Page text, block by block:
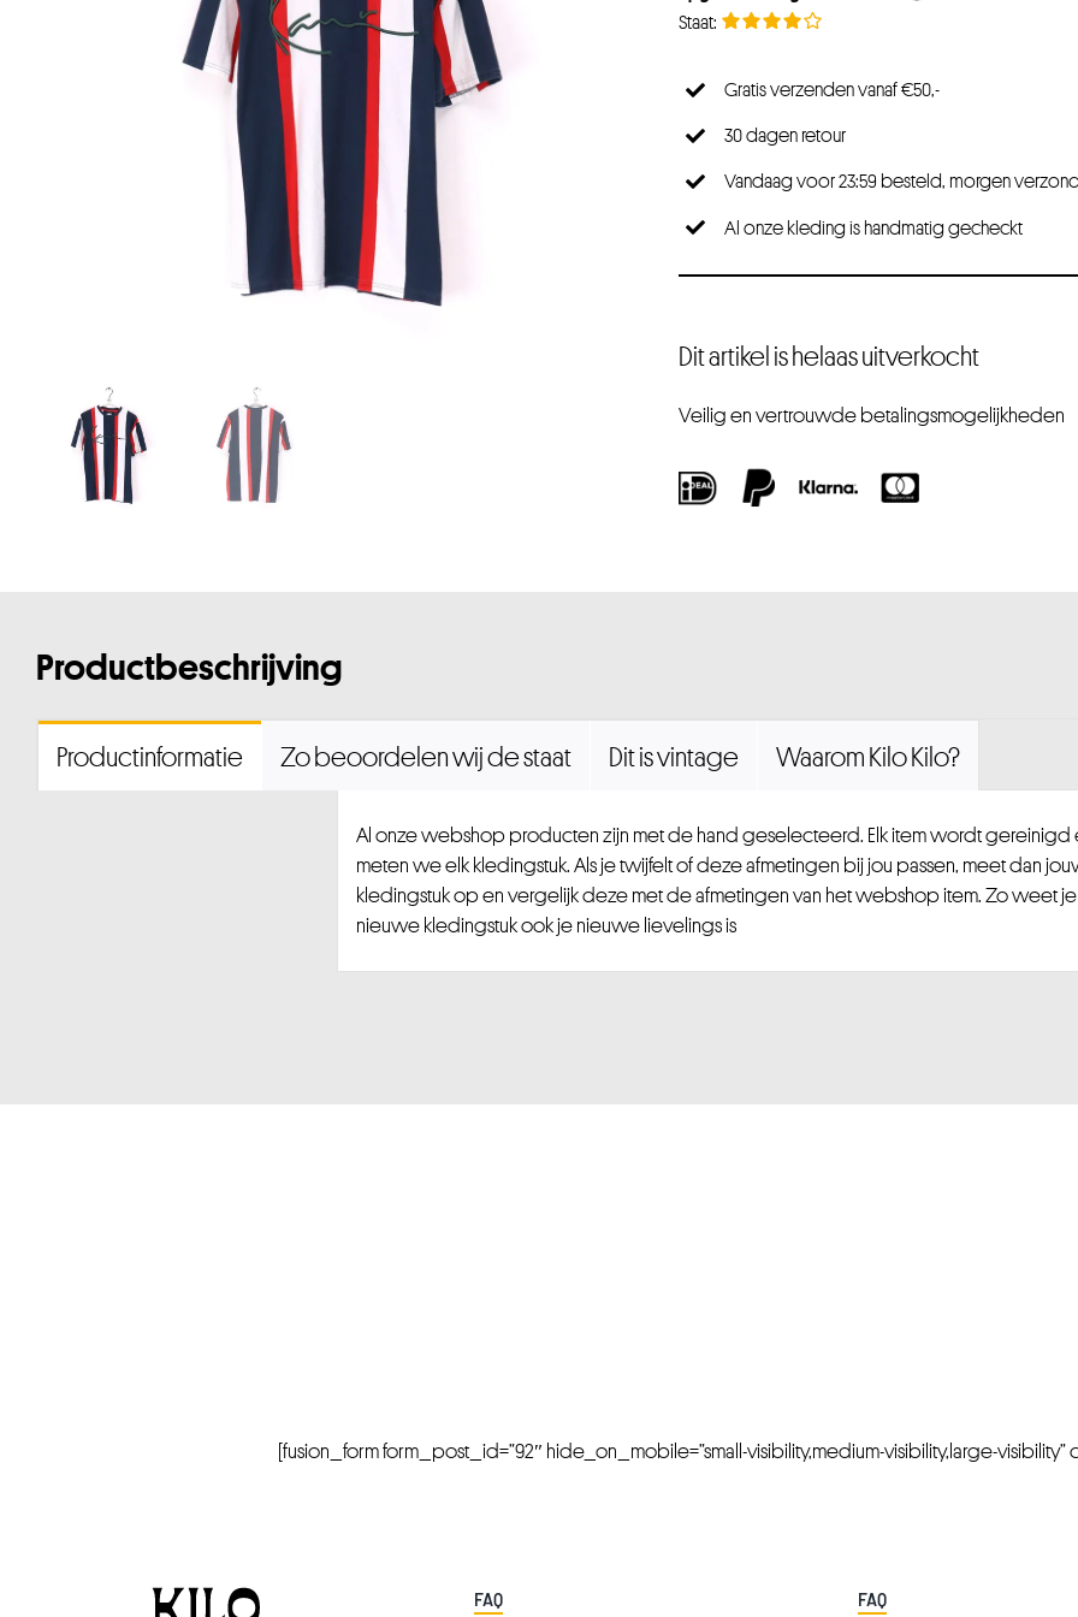
Gratis verzenden vanaf €50,-
30 dagen retour
Vandaag voor 23:59 besteld, morgen
Al onze kleding is handmatig gecheckt
Dit artikel is helaas uitverkocht
Veilig en vertrouwde betalingsmogelijkheden
Productbeschrijving
Productinformatie Zo beoordelen wij de staat Dit is vintage Waarom Kilo Kilo?
Al onze webshop producten zijn met de hand geselecteerd. Elk item wordt gereinigd
meten we elk kledingstuk. Als je twijfelt of deze afmetingen bij jou passen, meet dan
kledingstuk op en vergelijk deze met de afmetingen van het webshop item. Zo weet
nieuwe kledingstuk ook je nieuwe lievelings is
[fusion_form form_post_id=”92″ hide_on_mobile=”small-visibility,medium-visibility,large-visibility”
FAQ FAQ